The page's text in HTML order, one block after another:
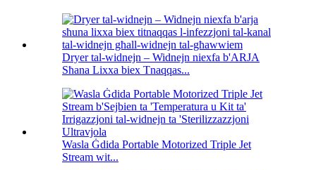
Dryer tal-widnejn – Widnejn niexfa b'ARJA
Sħana Lixxa biex Tnaqqas...
Wasla Ġdida Portable Motorized Triple Jet
Stream wit...